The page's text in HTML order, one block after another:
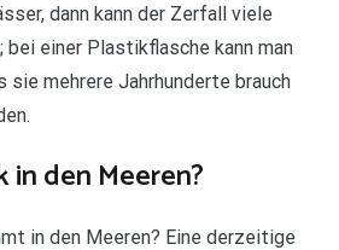
dann kann der Zerfall viele
bei einer Plastikflasche kann man
sie mehrere Jahrhunderte brauch
in den Meeren?
in den Meeren? Eine derzeitige